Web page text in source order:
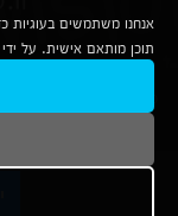
© כל הזכויות שמורות לחברת
אנחנו משתמשים בעוגיות
תוכן מותאם אישית. על